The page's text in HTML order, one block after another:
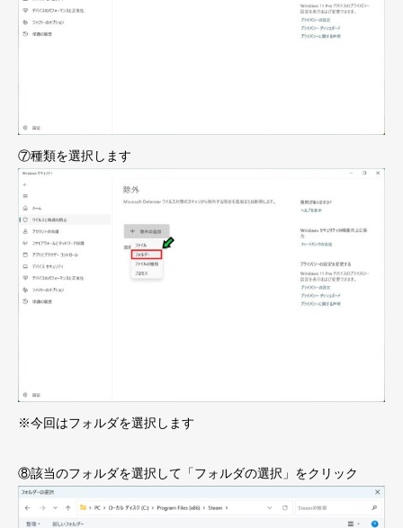
⑦種類を選択します
※今回はフォルダを選択します
⑧該当のフォルダを選択して「フォルダの選択」をクリック